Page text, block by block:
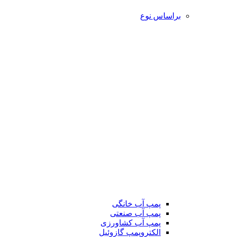
براساس نوع
پمپ آب خانگی
پمپ آب صنعتی
پمپ آب کشاورزی
الکتروپمپ گازوئیل